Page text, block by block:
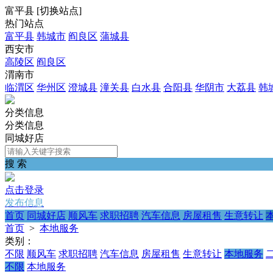
富平县 [切换站点]
热门站点
富平县 韩城市 阎良区 蒲城县
西安市
高陵区 阎良区
渭南市
临渭区 华州区 澄城县 潼关县 白水县 合阳县 华阴市 大荔县 韩
分类信息
分类信息
同城好店
搜 索
点击登录
发布信息
首页 同城好店 顺风车 求职招聘 汽车信息 房屋租售 生意转让
首页 > 本地服务
类别：
不限 顺风车 求职招聘 汽车信息 房屋租售 生意转让 本地服务
不限 本地服务